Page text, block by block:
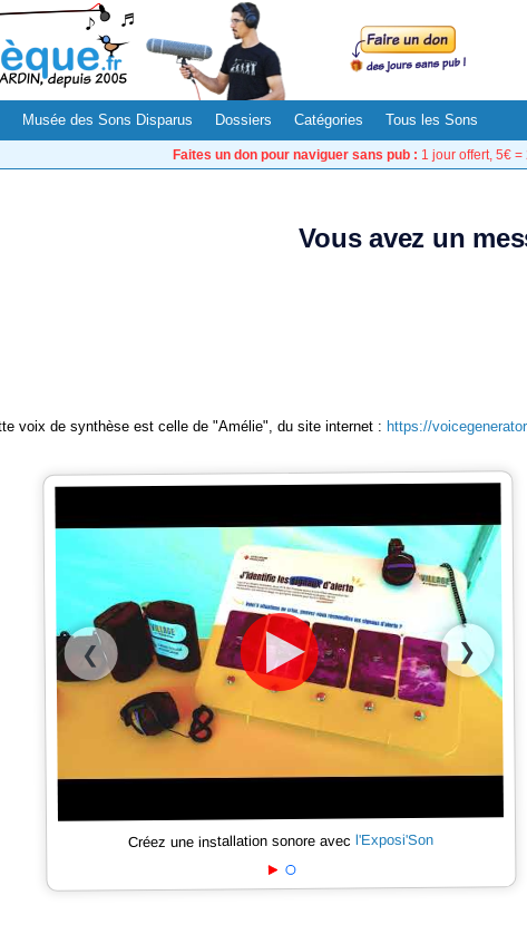
Musée des Sons Disparus Dossiers Catégories Tous les Sons
Faites un don pour naviguer sans pub : 1 jour offert, 5€
Vous avez un
voix de synthèse est celle de "Amélie", du site internet : https://
❮ ❯
Créez une installation sonore avecl'Exposi'Son